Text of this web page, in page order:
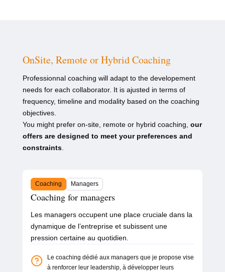
OnSite, Remote or Hybrid Coaching
Professionnal coaching will adapt to the developement
needs for each collaborator. It is ajusted in terms of
frequency, timeline and modality based on the coaching
objectives.
You might prefer on-site, remote or hybrid coaching, our
offers are designed to meet your preferences and
constraints.
Coaching Managers
Coaching for managers
Les managers occupent une place cruciale dans la
dynamique de l’entreprise et subissent une
pression certaine au quotidien.
Le coaching dédié aux managers que je propose vise
à renforcer leur leadership, à développer leurs